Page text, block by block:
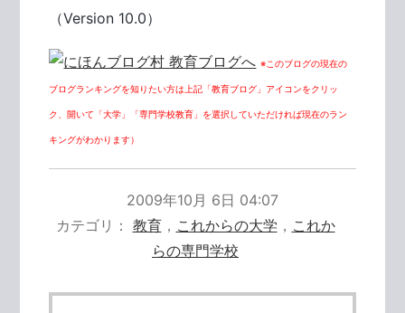
（Version 10.0）
※このブログの現在の
ブログランキングを知りたい方は上記「教育ブログ」アイコンをクリッ
ク、開いて「大学」「専門学校教育」を選択していただければ現在のラン
キングがわかります）
2009年10月 6日 04:07
カテゴリ
教育， これからの大学 ， これか
らの専門学校